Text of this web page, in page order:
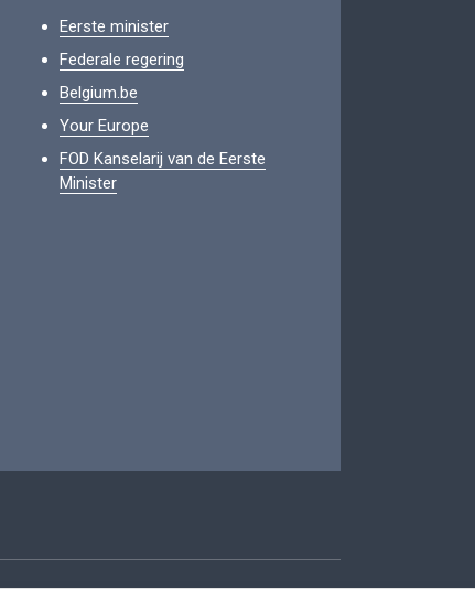
Eerste minister
Federale regering
Belgium.be
Your Europe
FOD Kanselarij van de Eerste
Minister